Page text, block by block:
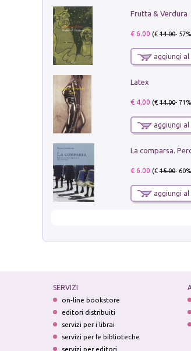
Frutta & Verdura
€ 6.00 (€14.00-
aggiungi al
Latex
€ 4.00 (€14.00-
aggiungi al
€ 6.00 (€15.00-
aggiungi al
SERVIZI
on-line bookstore
editori distribuiti
servizi per i librai
servizi per le biblioteche
servizi per editori